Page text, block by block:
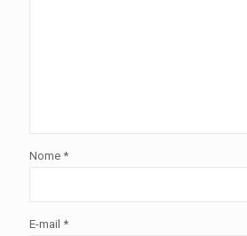
Nome *
E-mail *